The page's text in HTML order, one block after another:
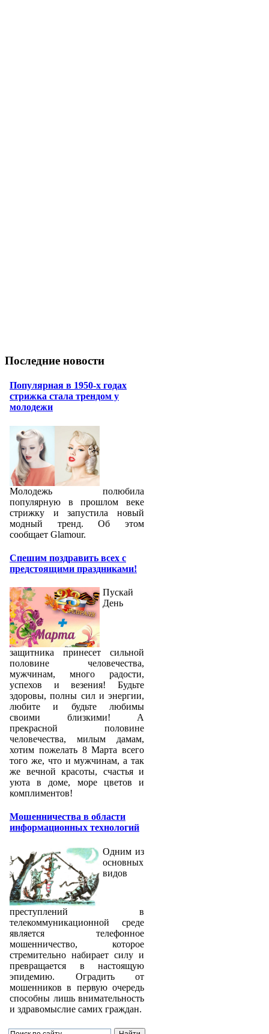
Последние новости
Популярная в 1950-х годах
стрижка стала трендом у
молодежи
Молодежь полюбила
популярную в прошлом веке
стрижку и запустила новый
модный тренд. Об этом
сообщает Glamour.
Спешим поздравить всех с
предстоящими праздниками!
Пускай
День
защитника принесет сильной
половине человечества,
мужчинам, много радости,
успехов и везения! Будьте
здоровы, полны сил и энергии,
любите и будьте любимы
своими близкими! А
прекрасной половине
человечества, милым дамам,
хотим пожелать 8 Марта всего
того же, что и мужчинам, а так
же вечной красоты, счастья и
уюта в доме, море цветов и
комплиментов!
Мошенничества в области
информационных технологий
Одним из
основных
видов
преступлений в
телекоммуникационной среде
является телефонное
мошенничество, которое
стремительно набирает силу и
превращается в настоящую
эпидемию. Оградить от
мошенников в первую очередь
способны лишь внимательность
и здравомыслие самих граждан.